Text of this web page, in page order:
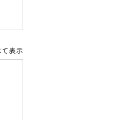
て表示